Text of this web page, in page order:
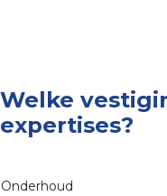
Welke
expertises?
Onderhoud